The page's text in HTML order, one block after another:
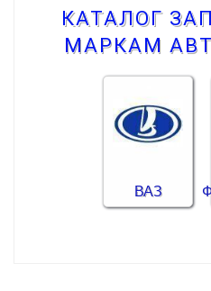
КАТАЛОГ
МАРКАМ
ВАЗ